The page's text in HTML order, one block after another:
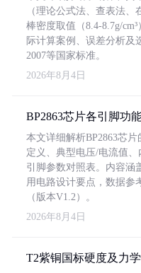
（理论公式法、查表法
棒密度取值（8.4-8.7g/
际计算案例、误差分析及
2007等国家标准。
2026年8月4日
BP2863芯片各引脚功
本文详细解析BP2863芯
定义、典型电压/电流值
引脚参数对照表。内容涵
用电路设计要点，数据参
（版本V1.2）。
2026年8月4日
T2紫铜国标硬度及力